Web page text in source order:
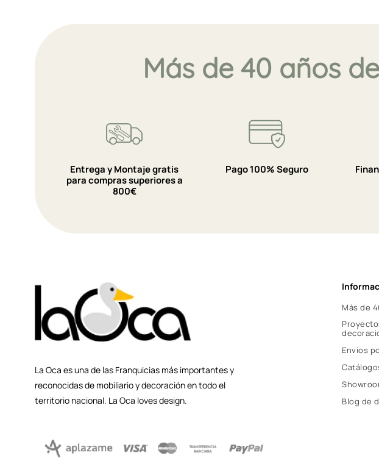
Más de 40 años
Entrega y Montaje gratis
para compras superiores a
800€
Pago 100% Seguro
La Oca es una de las Franquicias más importantes y
reconocidas de mobiliario y decoración en todo el
territorio nacional. La Oca loves design.
Más de
Envíos
Blog de